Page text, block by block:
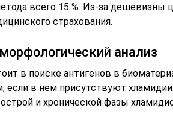
всего 15 %. Из-за дешевизны
страхования.
анализ
в поиске антигенов в
если в нем присутствуют
и хронической фазы